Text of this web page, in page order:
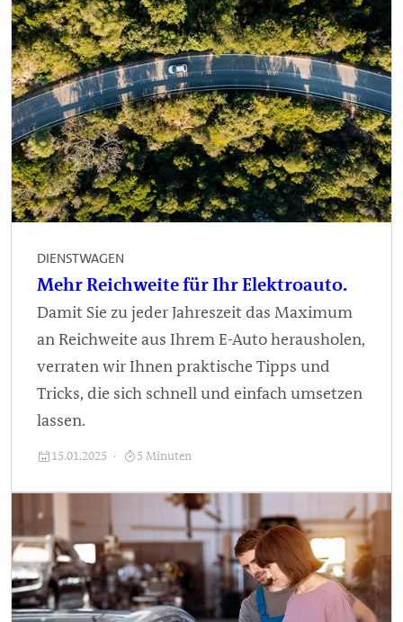
DIENSTWAGEN
Mehr Reichweite für Ihr Elektroauto.
Damit Sie zu jeder Jahreszeit das Maximum
an Reichweite aus Ihrem E-Auto herausholen,
verraten wir Ihnen praktische Tipps und
Tricks, die sich schnell und einfach umsetzen
lassen.
15.01.2025 5 Minuten